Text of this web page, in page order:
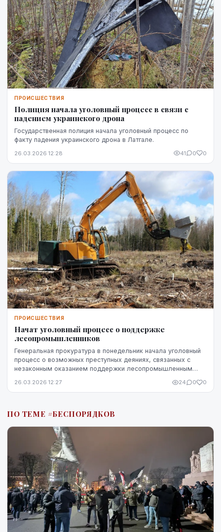
ПРОИСШЕСТВИЯ
Полиция начала уголовный процесс в связи с
падением украинского дрона
Государственная полиция начала уголовный процесс по
факту падения украинского дрона в Латгале.
26.03.2026 12:28 41 0 0
ПРОИСШЕСТВИЯ
Начат уголовный процесс о поддержке
лесопромышленников
Генеральная прокуратура в понедельник начала уголовный
процесс о возможных преступных деяниях, связанных с
незаконным оказанием поддержки лесопромышленным
26.03.2026 12:27 24 0 0
ПО ТЕМЕ #БЕСПОРЯДКОВ